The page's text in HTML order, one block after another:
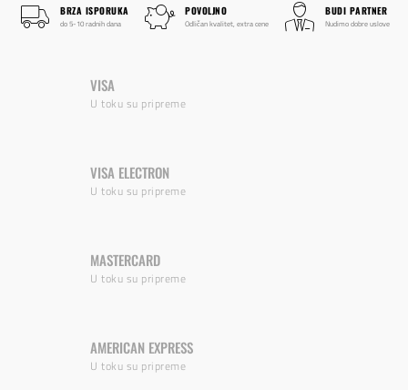
BRZA ISPORUKA
do 5-10 radnih dana
POVOLJNO
Odličan kvalitet, extra cene
BUDI PARTNER
Nudimo dobre uslove
VISA
U toku su pripreme
VISA ELECTRON
U toku su pripreme
MASTERCARD
U toku su pripreme
AMERICAN EXPRESS
U toku su pripreme